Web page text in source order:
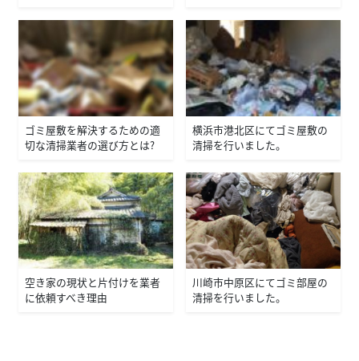
ゴミ屋敷を解決するための適
切な清掃業者の選び方とは？
横浜市港北区にてゴミ屋敷の
清掃を行いました。
空き家の現状と片付けを業者
に依頼すべき理由
川崎市中原区にてゴミ部屋の
清掃を行いました。